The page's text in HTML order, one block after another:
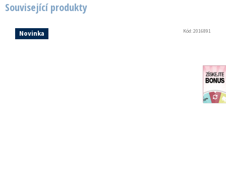
Související produkty
Novinka Kód:2016891